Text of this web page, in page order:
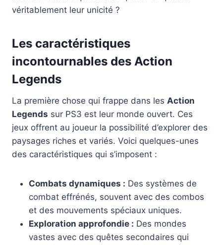
véritablement leur unicité ?
Les caractéristiques
incontournables des Action
Legends
La première chose qui frappe dans les Action
Legends sur PS3 est leur monde ouvert. Ces
jeux offrent au joueur la possibilité d’explorer des
paysages riches et variés. Voici quelques-unes
des caractéristiques qui s’imposent :
Combats dynamiques : Des systèmes de
combat effrénés, souvent avec des combos
et des mouvements spéciaux uniques.
Exploration approfondie : Des mondes
vastes avec des quêtes secondaires qui